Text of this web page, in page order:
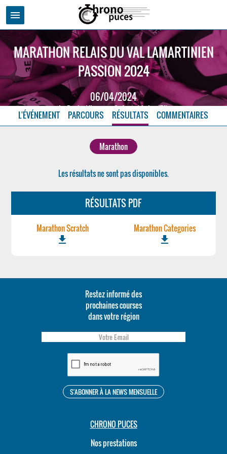
menu
MARATHON RELAIS DU VAL LAMARTINIEN
PASSION 2024
06/04/2024
La Roche Vineuse - Saône et Loire (71)
L'ÉVÉNEMENT PARCOURS RÉSULTATS COMMENTAIRES
Marathon
Les résultats ne sont pas disponibles.
RÉSULTATS PDF
Marathon Scratch
file_download
Marathon Categories
file_download
Restez informé des
prochaines courses
dans votre région
CHRONO PUCES
Nos prestations